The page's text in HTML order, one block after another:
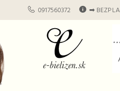
0917560372 ➡